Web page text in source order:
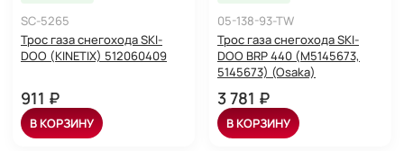
SC-5265
Трос газа снегохода SKI-
DOO (KINETIX) 512060409
911 ₽
В КОРЗИНУ
05-138-93-TW
Трос газа снегохода SKI-
DOO BRP 440 (M5145673,
5145673) (Osaka)
3 781 ₽
В КОРЗИНУ